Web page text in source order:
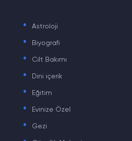
. Astroloji
. Biyografi
. Cilt Bakımı
. Dini içerik
. Eğitim
. Evinize Özel
. Gezi
.